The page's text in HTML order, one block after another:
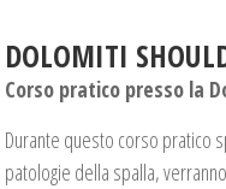
DOLOMITI
Corso pratico presso la
Durante questo corso pratico
patologie della spalla,